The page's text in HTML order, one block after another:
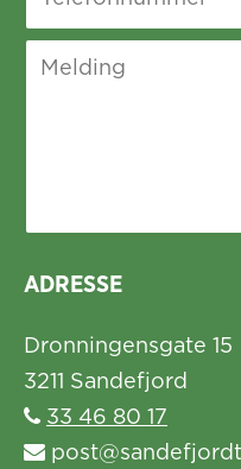
ADRESSE
Dronningensgate 15
3211 Sandefjord
33 46 80 17